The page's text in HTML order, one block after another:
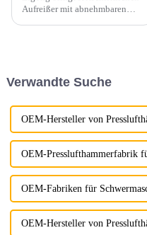
Aufreißer mit abnehmbaren
vorzustellen: den
abnehmbaren ...
Verwandte Suche
OEM-Hersteller von
OEM-Presslufthammerfabrik
OEM-Fabriken für
OEM-Hersteller von